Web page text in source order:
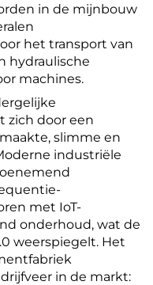
in de mijnbouw
het transport van
hydraulische
machines.
zich door een
slimme en
industriële
met IoT-
onderhoud, wat de
weerspiegelt. Het
in de markt: